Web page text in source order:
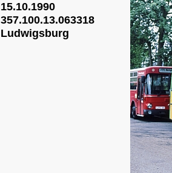
15.10.1990
357.100.13.063318
Ludwigsburg